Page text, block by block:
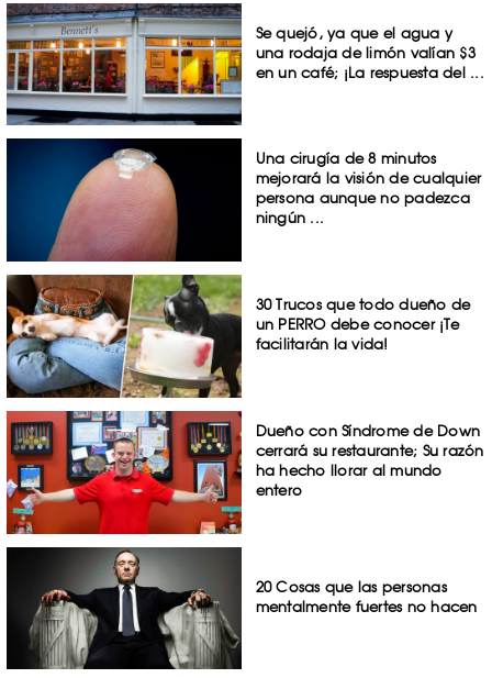
Se quejó, ya que el agua y
una rodaja de limón valían $3
en un café; ¡La respuesta del ...
Una cirugía de 8 minutos
mejorará la visión de cualquier
persona aunque no padezca
ningún ...
30 Trucos que todo dueño de
un PERRO debe conocer ¡Te
facilitarán la vida!
Dueño con Síndrome de Down
cerrará su restaurante; Su razón
ha hecho llorar al mundo
entero
20 Cosas que las personas
mentalmente fuertes no hacen